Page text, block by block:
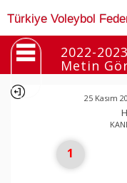
Türkiye Voleybol
2022-
Metin
25 Kasım
1